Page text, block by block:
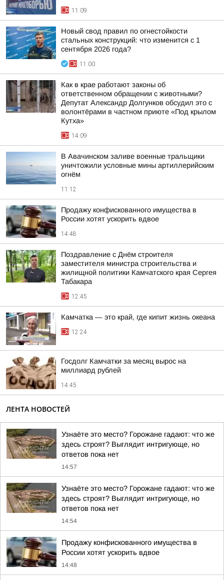
11:09
Новый свод правил по огнестойкости
стальных конструкций: что изменится с 1
сентября 2026 года?
11:00
Как в крае работают законы об
ответственном обращении с животными?
Депутат Александр Долгунков обсудил это с
волонтёрами в частном приюте «Под крылом
Кутха»
14:09
В Авачинском заливе военные тральщики
уничтожили условные мины артиллерийским
огнём
11:12
Продажу конфискованного имущества в
России хотят ускорить вдвое
14:48
Поздравление с Днём строителя
заместителя министра строительства и
жилищной политики Камчатского края Сергея
Табакара
12:45
Камчатка — это край, где кипит жизнь океана
12:24
Госдолг Камчатки за месяц вырос на
миллиард рублей
14:45
ЛЕНТА НОВОСТЕЙ
Узнаёте это место? Горожане гадают: что же
здесь строят? Выглядит интригующе, но
ответов пока нет
14:57
Узнаёте это место? Горожане гадают: что же
здесь строят? Выглядит интригующе, но
ответов пока нет
14:54
Продажу конфискованного имущества в
России хотят ускорить вдвое
14:48